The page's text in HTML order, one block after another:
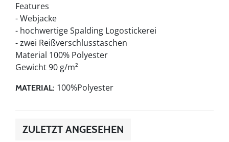
Features
- Webjacke
- hochwertige Spalding Logostickerei
- zwei Reißverschlusstaschen
Material 100% Polyester
Gewicht 90 g/m²
MATERIAL: 100%Polyester
ZULETZT ANGESEHEN